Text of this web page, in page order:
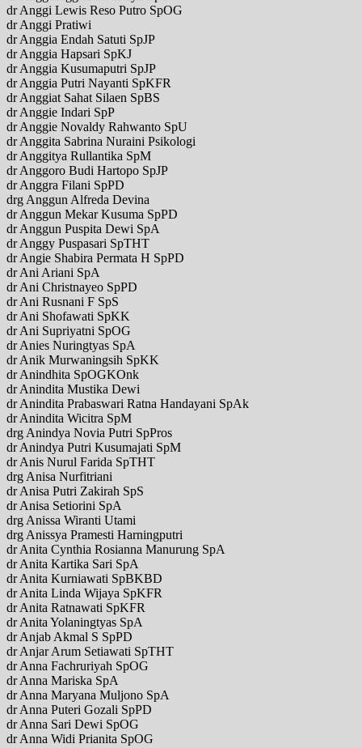
dr Anggi Lewis Reso Putro SpOG
dr Anggi Pratiwi
dr Anggia Endah Satuti SpJP
dr Anggia Hapsari SpKJ
dr Anggia Kusumaputri SpJP
dr Anggia Putri Nayanti SpKFR
dr Anggiat Sahat Silaen SpBS
dr Anggie Indari SpP
dr Anggie Novaldy Rahwanto SpU
dr Anggita Sabrina Nuraini Psikologi
dr Anggitya Rullantika SpM
dr Anggoro Budi Hartopo SpJP
dr Anggra Filani SpPD
drg Anggun Alfreda Devina
dr Anggun Mekar Kusuma SpPD
dr Anggun Puspita Dewi SpA
dr Anggy Puspasari SpTHT
dr Angie Shabira Permata H SpPD
dr Ani Ariani SpA
dr Ani Christnayeo SpPD
dr Ani Rusnani F SpS
dr Ani Shofawati SpKK
dr Ani Supriyatni SpOG
dr Anies Nuringtyas SpA
dr Anik Murwaningsih SpKK
dr Anindhita SpOGKOnk
dr Anindita Mustika Dewi
dr Anindita Prabaswari Ratna Handayani SpAk
dr Anindita Wicitra SpM
drg Anindya Novia Putri SpPros
dr Anindya Putri Kusumajati SpM
dr Anis Nurul Farida SpTHT
drg Anisa Nurfitriani
dr Anisa Putri Zakirah SpS
dr Anisa Setiorini SpA
drg Anissa Wiranti Utami
drg Anissya Pramesti Harningputri
dr Anita Cynthia Rosianna Manurung SpA
dr Anita Kartika Sari SpA
dr Anita Kurniawati SpBKBD
dr Anita Linda Wijaya SpKFR
dr Anita Ratnawati SpKFR
dr Anita Yolaningtyas SpA
dr Anjab Akmal S SpPD
dr Anjar Arum Setiawati SpTHT
dr Anna Fachruriyah SpOG
dr Anna Mariska SpA
dr Anna Maryana Muljono SpA
dr Anna Puteri Gozali SpPD
dr Anna Sari Dewi SpOG
dr Anna Widi Prianita SpOG